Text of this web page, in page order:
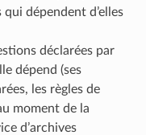
dépendent d’elles
déclarées par
dépend (ses
les règles de
moment de la
d’archives